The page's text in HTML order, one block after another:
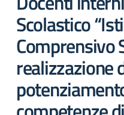
Scolastico
Comprensivo
realizzazione